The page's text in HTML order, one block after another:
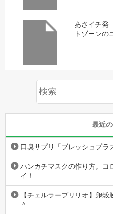
あさイチ発
トゾーンの
最近
口臭サプリ「ブレッシュプラ
ハンカチマスクの作り方。コ
イ！
【チェルラーブリリオ】卵
＾